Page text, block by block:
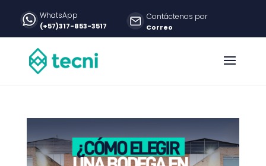
WhatsApp
(+57)317-853-3517
Contáctenos por
Correo